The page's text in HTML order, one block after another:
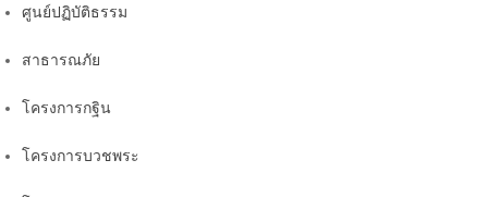
ศูนย์ปฏิบัติธรรม
สาธารณภัย
โครงการกฐิน
โครงการบวชพระ